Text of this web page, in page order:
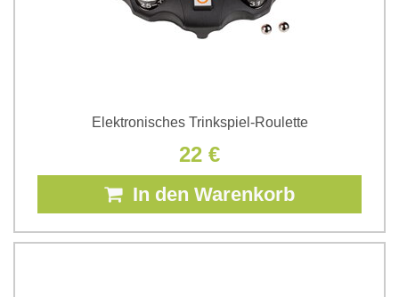
Elektronisches Trinkspiel-Roulette
22 €
In den Warenkorb